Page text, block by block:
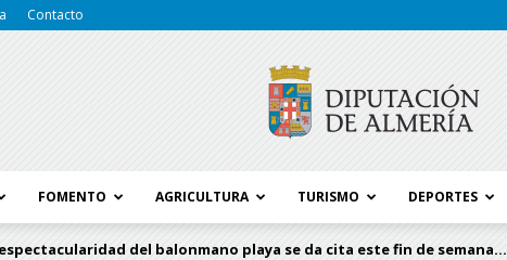
Contacto
FOMENTO AGRICULTURA TURISMO DEPORTES
del balonmano playa se da cita este fin de semana...